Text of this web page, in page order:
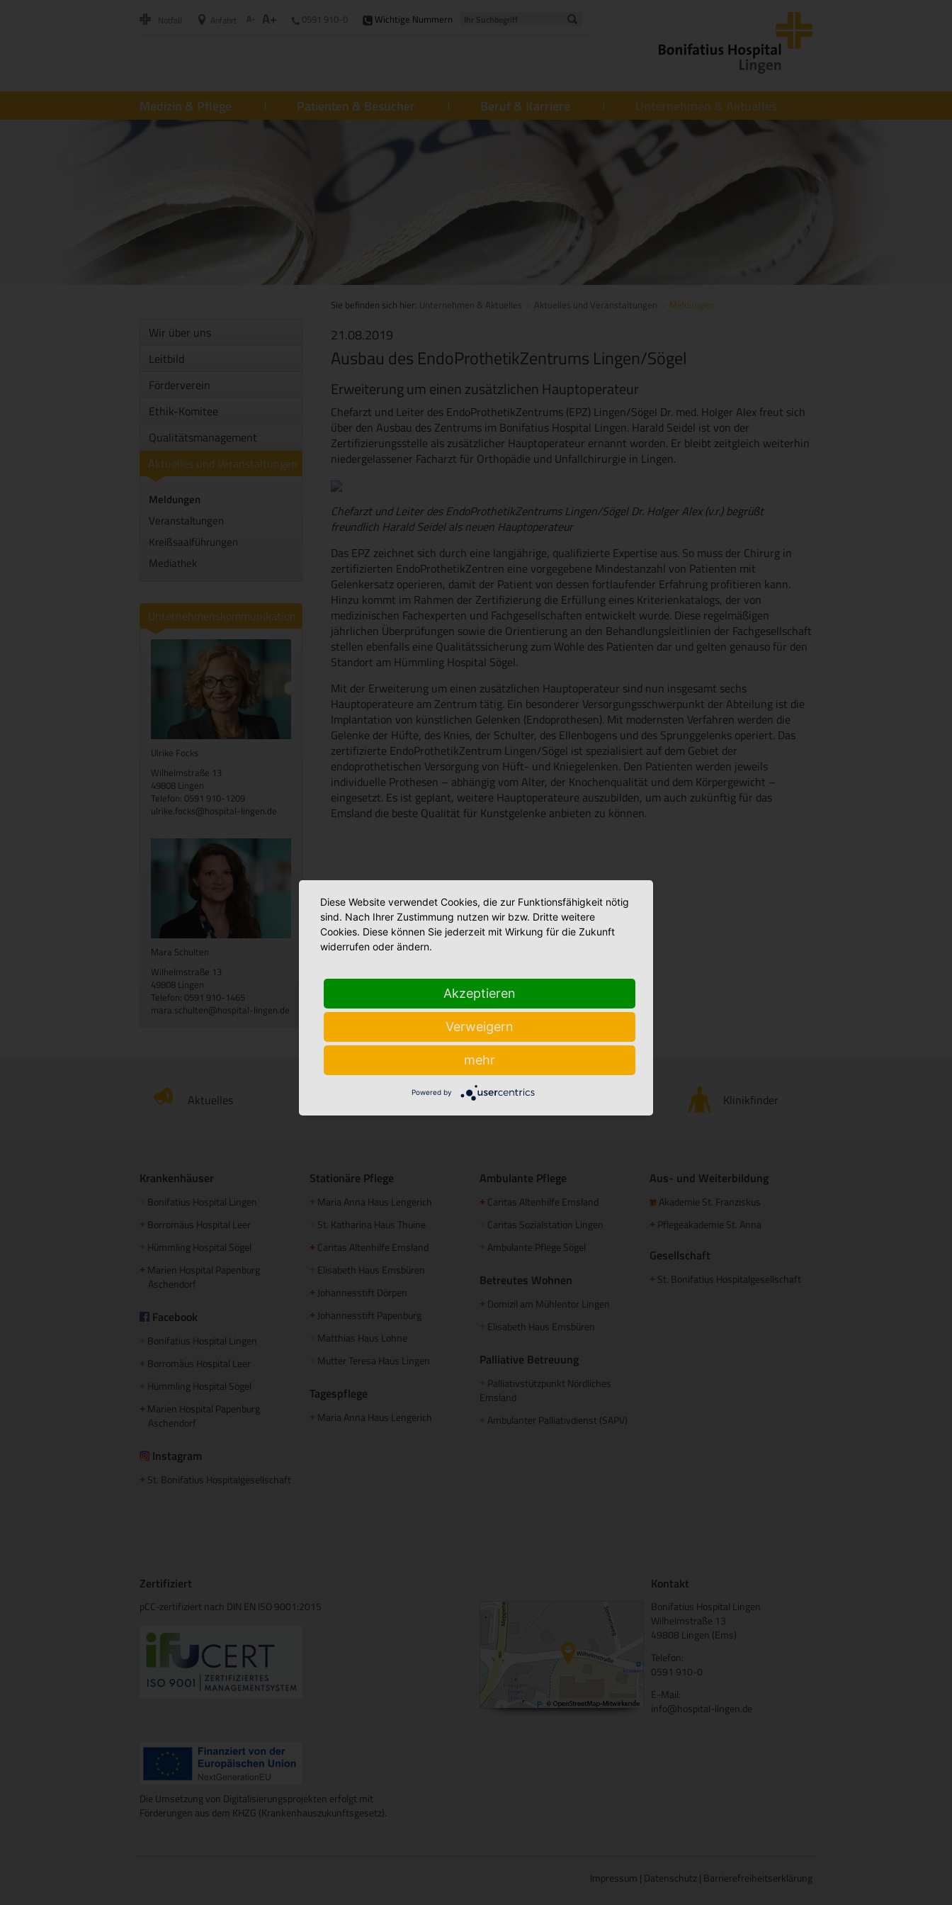
Notfall Anfahrt A- A+ 0591 910-0 Wichtige Nummern
Medizin & Pflege Patienten & Besucher Beruf & Karriere Unternehmen & Aktuelles
Sie befinden sich hier: Unternehmen & Aktuelles Aktuelles und Veranstaltungen Meldungen
Wir über uns
Leitbild
Förderverein
Ethik-Komitee
Qualitätsmanagement
Aktuelles und Veranstaltungen
Meldungen
Veranstaltungen
Kreißsaalführungen
Mediathek
Unternehmenskommunikation
Ulrike Focks
Wilhelmstraße 13
49808 Lingen
Telefon: 0591 910-1209
ulrike.focks@hospital-lingen.de
Mara Schulten
Wilhelmstraße 13
49808 Lingen
Telefon: 0591 910-1465
mara.schulten@hospital-lingen.de
21.08.2019
Ausbau des EndoProthetikZentrums Lingen/Sögel
Erweiterung um einen zusätzlichen Hauptoperateur
Chefarzt und Leiter des EndoProthetikZentrums (EPZ) Lingen/Sögel Dr. med. Holger Alex freut sich
über den Ausbau des Zentrums im Bonifatius Hospital Lingen. Harald Seidel ist von der
Zertifizierungsstelle als zusätzlicher Hauptoperateur ernannt worden. Er bleibt zeitgleich weiterhin
niedergelassener Facharzt für Orthopädie und Unfallchirurgie in Lingen.
Chefarzt und Leiter des EndoProthetikZentrums Lingen/Sögel Dr. Holger Alex (v.r.) begrüßt
freundlich Harald Seidel als neuen Hauptoperateur
Das EPZ zeichnet sich durch eine langjährige, qualifizierte Expertise aus. So muss der Chirurg in
zertifizierten EndoProthetikZentren eine vorgegebene Mindestanzahl von Patienten mit
Gelenkersatz operieren, damit der Patient von dessen fortlaufender Erfahrung profitieren kann.
Hinzu kommt im Rahmen der Zertifizierung die Erfüllung eines Kriterienkatalogs, der von
medizinischen Fachexperten und Fachgesellschaften entwickelt wurde. Diese regelmäßigen
jährlichen Überprüfungen sowie die Orientierung an den Behandlungsleitlinien der Fachgesellschaft
stellen ebenfalls eine Qualitätssicherung zum Wohle des Patienten dar und gelten genauso für den
Standort am Hümmling Hospital Sögel.
Mit der Erweiterung um einen zusätzlichen Hauptoperateur sind nun insgesamt sechs
Hauptoperateure am Zentrum tätig. Ein besonderer Versorgungsschwerpunkt der Abteilung ist die
Implantation von künstlichen Gelenken (Endoprothesen). Mit modernsten Verfahren werden die
Gelenke der Hüfte, des Knies, der Schulter, des Ellenbogens und des Sprunggelenks operiert. Das
zertifizierte EndoProthetikZentrum Lingen/Sögel ist spezialisiert auf dem Gebiet der
endoprothetischen Versorgung von Hüft- und Kniegelenken. Den Patienten werden jeweils
individuelle Prothesen – abhängig vom Alter, der Knochenqualität und dem Körpergewicht –
eingesetzt. Es ist geplant, weitere Hauptoperateure auszubilden, um auch zukünftig für das
Emsland die beste Qualität für Kunstgelenke anbieten zu können.
Aktuelles Stellenmarkt Klinikfinder
Krankenhäuser
+ Bonifatius Hospital Lingen
+ Borromäus Hospital Leer
+ Hümmling Hospital Sögel
+ Marien Hospital Papenburg
Aschendorf
Facebook
+ Bonifatius Hospital Lingen
+ Borromäus Hospital Leer
+ Hümmling Hospital Sögel
+ Marien Hospital Papenburg
Aschendorf
Instagram
St. Bonifatius Hospitalgesellschaft
Stationäre Pflege
+ Maria Anna Haus Lengerich
+ St. Katharina Haus Thuine
+ Caritas Altenhilfe Emsland
Elisabeth Haus Emsbüren
+ Johannesstift Dörpen
+ Johannesstift Papenburg
+ Matthias Haus Lohne
+ Mutter Teresa Haus Lingen
Tagespflege
+ Maria Anna Haus Lengerich
Ambulante Pflege
+ Caritas Altenhilfe Emsland
+ Caritas Sozialstation Lingen
+ Ambulante Pflege Sögel
Betreutes Wohnen
Domizil am Mühlentor Lingen
Elisabeth Haus Emsbüren
Palliative Betreuung
+ Palliativstützpunkt Nördliches
Emsland
+ Ambulanter Palliativdienst (SAPV)
Aus- und Weiterbildung
Akademie St. Franziskus
+ Pflegeakademie St. Anna
Gesellschaft
St. Bonifatius Hospitalgesellschaft
Zertifiziert
pCC-zertifiziert nach DIN EN ISO 9001:2015
Die Umsetzung von Digitalisierungsprojekten erfolgt mit
Förderungen aus dem KHZG (Krankenhauszukunftsgesetz).
Kontakt
Bonifatius Hospital Lingen
Wilhelmstraße 13
49808 Lingen (Ems)
Telefon:
0591 910-0
E-Mail:
info@hospital-lingen.de
Impressum | Datenschutz| Barrierefreiheitserklärung
Diese Website verwendet Cookies, die zur Funktionsfähigkeit nötig
sind. Nach Ihrer Zustimmung nutzen wir bzw. Dritte weitere
Cookies. Diese können Sie jederzeit mit Wirkung für die Zukunft
widerrufen oder ändern.
Akzeptieren
Verweigern
mehr
Powered by